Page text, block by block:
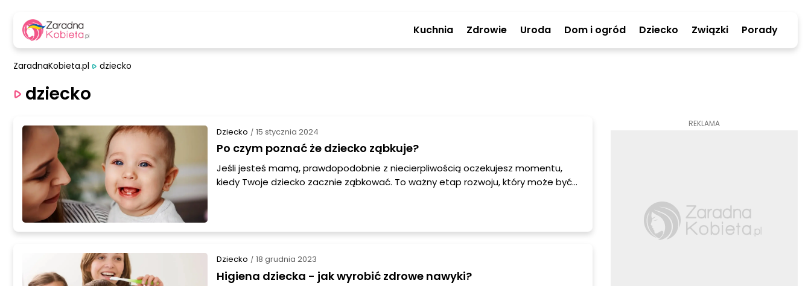
Kuchnia Zdrowie Uroda Dom i ogród Dziecko Związki Porady
ZaradnaKobieta.pl dziecko
dziecko
Dziecko / 15 stycznia 2024
Po czym poznać że dziecko ząbkuje?
Jeśli jesteś mamą, prawdopodobnie z niecierpliwością oczekujesz momentu,
kiedy Twoje dziecko zacznie ząbkować. To ważny etap rozwoju, który może być
Dziecko / 18 grudnia 2023
Higiena dziecka - jak wyrobić zdrowe nawyki?
REKLAMA